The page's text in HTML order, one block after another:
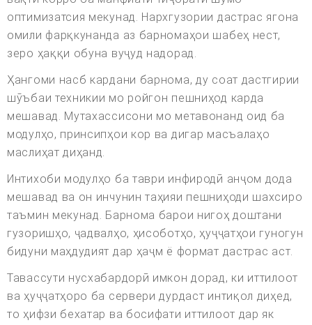
оптимизатсия мекунад. Нархгузории дастрас ягона
омили фарқкунанда аз барномаҳои шабеҳ нест,
зеро ҳаққи обуна вуҷуд надорад.
Ҳангоми насб кардани барнома, ду соат дастгирии
шӯъбаи техникии мо ройгон пешниҳод карда
мешавад. Мутахассисони мо метавонанд оид ба
модулҳо, принсипҳои кор ва дигар масъалаҳо
маслиҳат диҳанд.
Интихоби модулҳо ба таври инфиродӣ анҷом дода
мешавад ва он инчунин таҳияи пешниҳоди шахсиро
таъмин мекунад. Барнома барои нигоҳ доштани
гузоришҳо, ҷадвалҳо, ҳисоботҳо, ҳуҷҷатҳои гуногун
бидуни маҳдудият дар ҳаҷм ё формат дастрас аст.
Тавассути нусхабардорӣ имкон дорад, ки иттилоот
ва ҳуҷҷатҳоро ба сервери дурдаст интиқол диҳед,
то ҳифзи бехатар ва босифати иттилоот дар як